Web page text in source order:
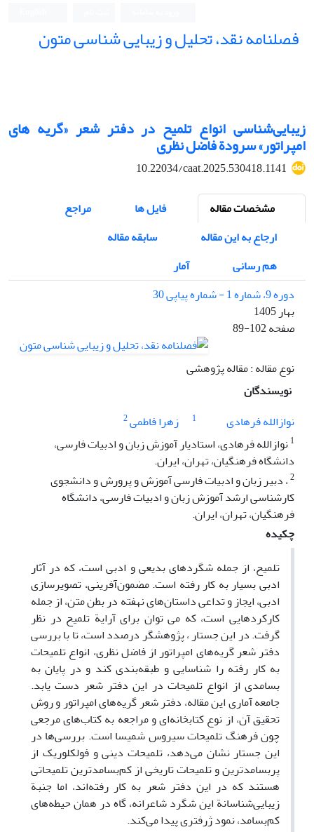
فصلنامه نقد، تحلیل و زیبایی شناسی متون
زیبایی‌شناسی انواع تلمیح در دفتر شعر «گریه های
امپراتور» سرودة فاضل نظری
10.22034/caat.2025.530418.1141
مشخصات مقاله
فایل ها
مراجع
ارجاع به این مقاله
سابقه مقاله
هم رسانی
آمار
دوره 9، شماره 1 - شماره پیاپی 30
بهار 1405
صفحه89-102
نوع مقاله : مقاله پژوهشی
نویسندگان
نوازالله فرهادی
1 زهرا فاطمی2
1نوازالله فرهادی، استادیار آموزش زبان و ادبیات فارسی،
دانشگاه فرهنگیان، تهران، ایران.
2، دبیر زبان و ادبیات فارسی آموزش و پرورش و دانشجوی
کارشناسی ارشد آموزش زبان و ادبیات فارسی، دانشگاه
فرهنگیان، تهران، ایران.
چکیده
تلمیح، از جمله شگردهای بدیعی و ادبی است، که در آثار
ادبی بسیار به‌ کار رفته است. مضمون‌آفرینی، تصویرسازی
ادبی، ایجاز و تداعی داستان‌های نهفته در بطن متن، از جمله
کارکردهایی است، که می توان برای آرایة تلمیح در نظر
گرفت. در این جستار ، پژوهشگر درصدد است، تا با بررسی
دفتر شعر گریه‌های امپراتور از فاضل نظری، انواع تلمیحات
به ‌کار رفته را شناسایی و طبقه‌بندی کند و در پایان به
بسامدی از انواع تلمیحات در این دفتر شعر دست یابد.
جامعه آماری این مقاله، دفتر شعر گریه‌های امپراتور و روش
تحقیق آن، از نوع کتابخانه‌ای و مراجعه به کتاب‌های مرجعی
چون فرهنگ تلمیحات سیروس شمیسا است. بررسی‌ها در
این جستار نشان می‌دهد، تلمیحات دینی و فولکلوریک از
پربسامدترین و تلمیحات تاریخی از کم‌بسامدترین تلمیحاتی
هستند که در این دفتر شعر به کار رفته‌اند، اما جنبة
زیبایی‌شناسانة این شگرد شاعرانه، گاه در همان حیطه‌های
کم‌بسامد، نمود ژرفتری پیدا می‌کند.